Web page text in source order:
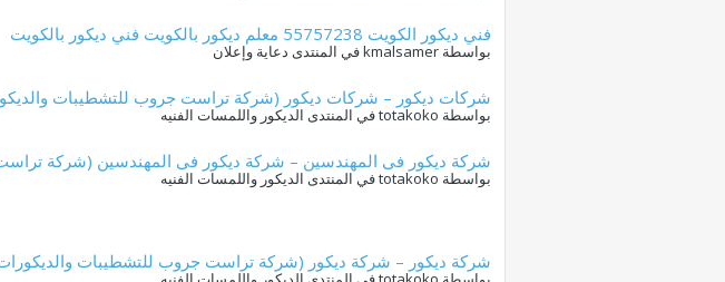
فني ديكور الكويت 55757238 معلم ديكور بالكويت فني ديكور بالكويت
بواسطة kmalsamer في المنتدى دعاية وإعلان
شركات ديكور – شركات ديكور (شركة تراست جروب للتشطيبات والديكورات 37623103 –
بواسطة totakoko في المنتدى الديكور واللمسات الفنيه
شركة ديكور فى المهندسين – شركة ديكور فى المهندسين (شركة تراست جروب للتشطيبات
بواسطة totakoko في المنتدى الديكور واللمسات الفنيه
شركة ديكور – شركة ديكور (شركة تراست جروب للتشطيبات والديكورات 37623103 – 01277166796